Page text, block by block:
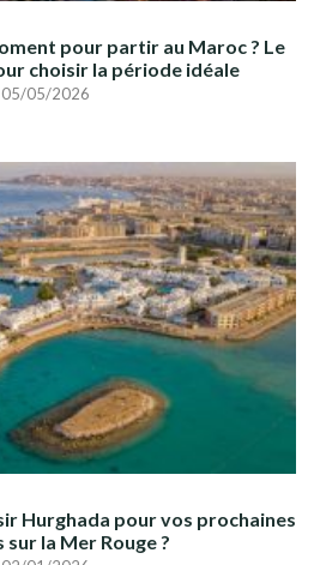
pour partir au Maroc ? Le
choisir la période idéale
05/05/2026
Hurghada pour vos prochaines
sur la Mer Rouge ?